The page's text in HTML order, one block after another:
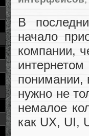
В
начало
компании,
понимании,
нужно не
немалое
как UX, UI,